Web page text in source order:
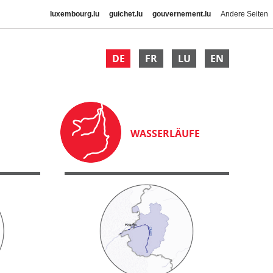
luxembourg.lu guichet.lu gouvernement.lu Andere Seiten
DE FR LU EN
WASSERLÄUFE